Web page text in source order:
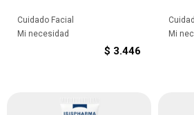
Cuidado Facial
Mi necesidad
$ 3.446
Mi